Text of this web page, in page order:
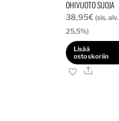
OHIVUOTO SUOJA
38,95€ (sis. alv.
25,5%)
Lisää
ostoskoriin
Ale